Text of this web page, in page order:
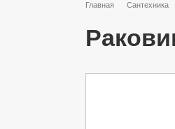
Главная Сантехника